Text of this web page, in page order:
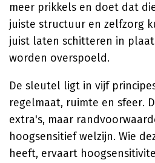
meer prikkels en doet dat
juiste structuur en zelfzorg
juist laten schitteren in
worden overspoeld.
De sleutel ligt in vijf
regelmaat, ruimte en sfeer.
extra's, maar
hoogsensitief welzijn. Wie
heeft, ervaart